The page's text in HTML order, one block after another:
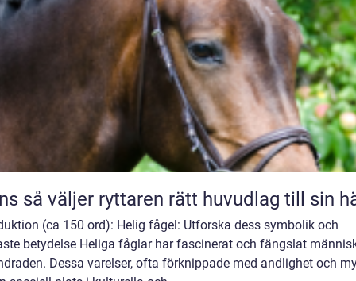
Träns så väljer ryttaren rätt huvudlag till sin
(ca 150 ord): Helig fågel: Utforska dess symbolik och
betydelse Heliga fåglar har fascinerat och fängslat
Dessa varelser, ofta förknippade med andlighet och